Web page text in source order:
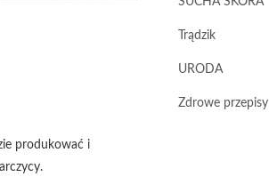
produkować i
Trądzik
URODA
Zdrowe przepisy